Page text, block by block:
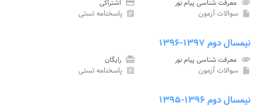
attachment معرفت شناسی پیام نور credit_card اشتراکی
insert_drive_file سوالات آزمون assignment پاسخنامه تستی
نیمسال دوم ۱۳۹۷-۱۳۹۶
attachment معرفت شناسی پیام نور card_giftcard رایگان
insert_drive_file سوالات آزمون assignment پاسخنامه تستی
نیمسال دوم ۱۳۹۶-۱۳۹۵